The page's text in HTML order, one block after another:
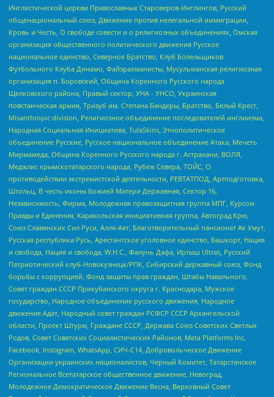
Инглистической церкви Православных Староверов-Инглингов, Русский
общенациональный союз, Движение против нелегальной иммиграции,
Кровь и Честь, О свободе совести и о религиозных объединениях, Омская
организация общественного политического движения Русское
национальное единство, Северное Братство, Клуб Болельщиков
Футбольного Клуба Динамо, Файзрахманисты, Мусульманская религиозная
организация п. Боровский, Община Коренного Русского народа
Щелковского района, Правый сектор, УНА - УНСО, Украинская
повстанческая армия, Тризуб им. Степана Бандеры, Братство, Белый Крест,
Misanthropic division, Религиозное объединение последователей инглиизма,
Народная Социальная Инициатива, TulaSkins, Этнополитическое
объединение Русские, Русское национальное объединение Атака, Мечеть
Мирмамеда, Община Коренного Русского народа г. Астрахани, ВОЛЯ,
Меджлис крымскотатарского народа, Рубеж Севера, ТОЙС, О
противодействии экстремистской деятельности, РЕВТАТПОД, Артподготовка,
Штольц, В честь иконы Божией Матери Державная, Сектор 16,
Независимость, Фирма, Молодежная правозащитная группа МПГ, Курсом
Правды и Единения, Каракольская инициативная группа, Автоград Крю,
Союз Славянских Сил Руси, Алля-Аят, Благотворительный пансионат Ак Умут,
Русская республика Русь, Арестантское уголовное единство, Башкорт, Нация
и свобода, Нация и свобода, W.H.С., Фалунь Дафа, Иртыш Ultras, Русский
Патриотический клуб-Новокузнецк/РПК, Сибирский державный союз, Фонд
борьбы с коррупцией, Фонд защиты прав граждан, Штабы Навального,
Совет граждан СССР Прикубанского округа г. Краснодара, Мужское
государство, Народное объединение русского движения, Народное
движение Адат, Народный совет граждан РСФСР СССР Архангельской
области, Проект Штурм, Граждане СССР, Держава Союз Советских Светлых
Родов, Совет Советских Социалистических Районов, Meta Platforms Inc,
Facebook, Instagram, WhatsApp, СИЧ-С14, Добровольческое Движение
Организации украинских националистов, Черный Комитет, Татарстанское
Региональное Всетатарское общественное движение, Невоград,
Молодежное Демократическое Движение Весна, Верховный Совет